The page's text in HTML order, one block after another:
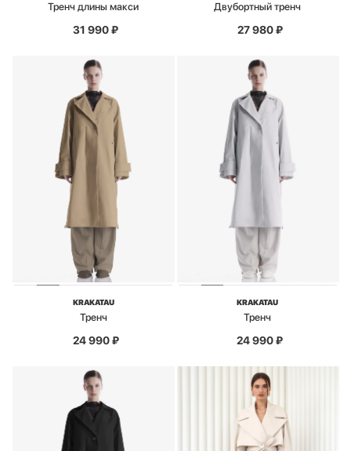
Тренч длины макси
31 990₽
Двубортный тренч
27 980₽
KRAKATAU
Тренч
24 990₽
KRAKATAU
Тренч
24 990₽